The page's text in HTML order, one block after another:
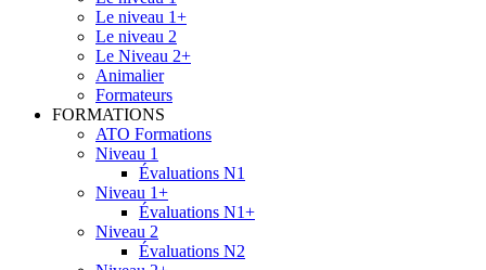
Le niveau 1+
Le niveau 2
Le Niveau 2+
Animalier
Formateurs
FORMATIONS
ATO Formations
Niveau 1
Évaluations N1
Niveau 1+
Évaluations N1+
Niveau 2
Évaluations N2